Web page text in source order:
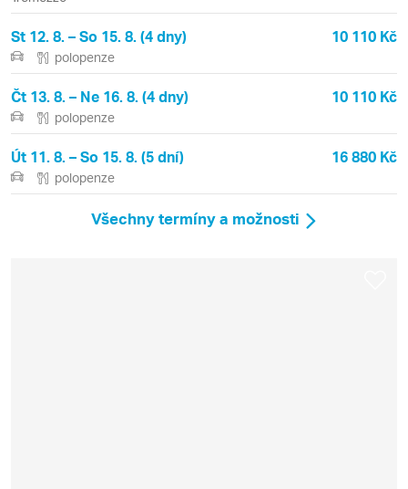
St 12. 8. – So 15. 8. (4 dny) 10 110 Kč
polopenze
Čt 13. 8. – Ne 16. 8. (4 dny) 10 110 Kč
polopenze
Út 11. 8. – So 15. 8. (5 dní) 16 880 Kč
polopenze
Všechny termíny a možnosti